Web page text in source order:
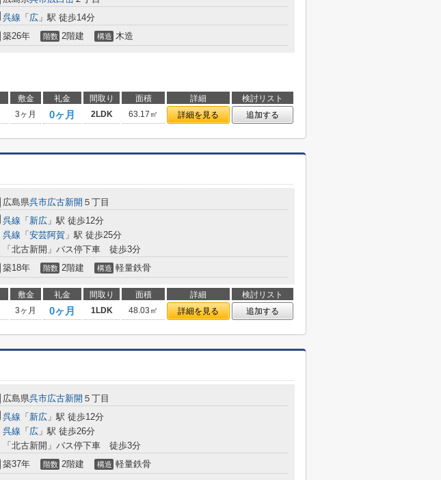
呉線 「 広 」駅 徒歩14分
築26年 階数 2階建 構造 木造
敷金 礼金 間取り 面積 詳細
検討リスト
3ヶ月 0ヶ月 2LDK 63.17㎡ 詳細を見る 追加する
広島県呉市広古新開 ５丁目
呉線 「 新広 」駅 徒歩12分
呉線 「 安芸阿賀 」駅 徒歩25分
「北古新開」バス停下車 徒歩3分
築18年 階数 2階建 構造 軽量鉄骨
敷金 礼金 間取り 面積 詳細
検討リスト
3ヶ月 0ヶ月 1LDK 48.03㎡ 詳細を見る 追加する
広島県呉市広古新開 ５丁目
呉線 「 新広 」駅 徒歩12分
呉線 「 広 」駅 徒歩26分
「北古新開」バス停下車 徒歩3分
築37年 階数 2階建 構造 軽量鉄骨